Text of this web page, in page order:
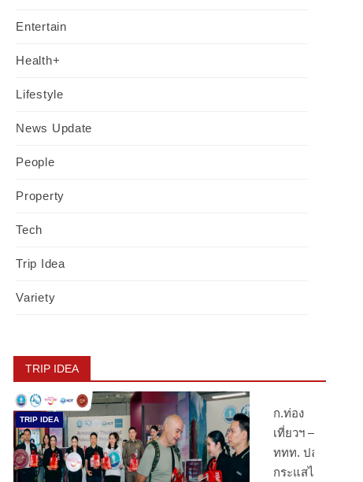
Entertain
Health+
Lifestyle
News Update
People
Property
Tech
Trip Idea
Variety
TRIP IDEA
TRIP IDEA
ก.ท่อง
เที่ยวฯ –
ททท. ปลุก
กระแสไฮ